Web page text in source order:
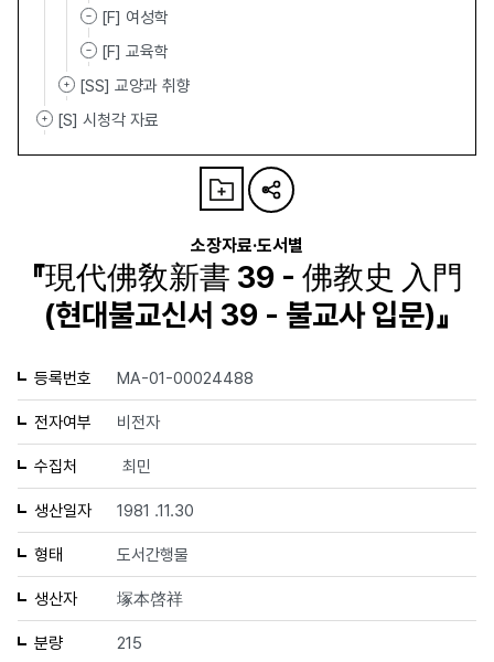
[F] 여성학
[F] 교육학
[SS] 교양과 취향
[S] 시청각 자료
소장자료·도서별
『現代佛敎新書 39 - 佛教史 入門
(현대불교신서 39 - 불교사 입문)』
등록번호 MA-01-00024488
전자여부 비전자
수집처 최민
생산일자 1981 .11.30
형태 도서간행물
생산자 塚本啓祥
분량 215